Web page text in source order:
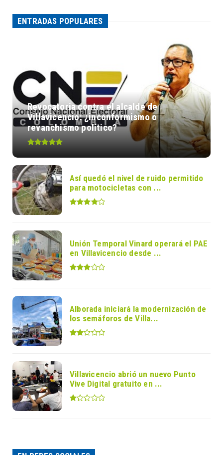
ENTRADAS POPULARES
Revocatoria contra el alcalde de
Villavicencio: ¿inconformismo o
revanchismo político?
Así quedó el nivel de ruido permitido
para motocicletas con ...
Unión Temporal Vinard operará el PAE
en Villavicencio desde ...
Alborada iniciará la modernización de
los semáforos de Villa...
Villavicencio abrió un nuevo Punto
Vive Digital gratuito en ...